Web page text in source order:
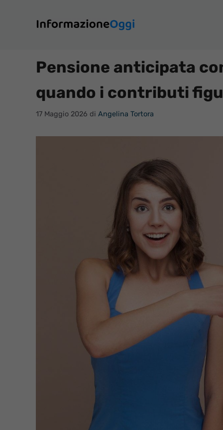
contenuto
Pensione anticipata
quando i contributi
17 Maggio 2026 di Angelina Tortora